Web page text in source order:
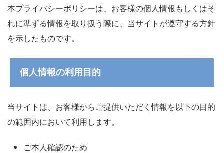
本プライバシーポリシーは、お客様の個人情報もしくはそ
れに準ずる情報を取り扱う際に、当サイトが遵守する方針
を示したものです。
個人情報の利用目的
当サイトは、お客様からご提供いただく情報を以下の目的
の範囲内において利用します。
ご本人確認のため